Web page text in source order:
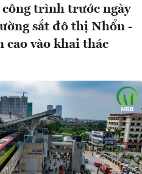
trình trước ngày
sắt đô thị Nhổn -
cao vào khai thác